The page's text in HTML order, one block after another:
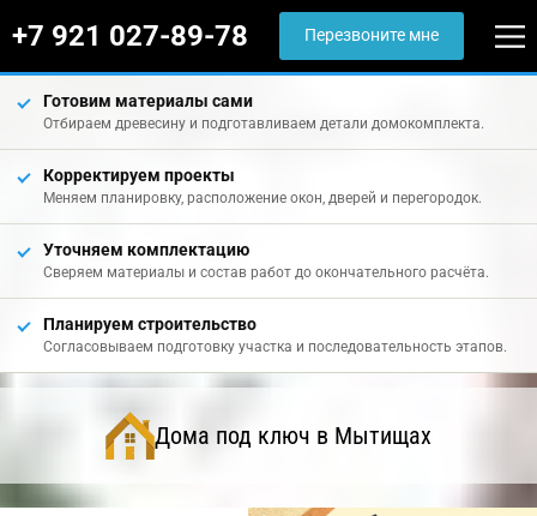
+7 921 027-89-78 Перезвоните мне
Готовим материалы сами
Отбираем древесину и подготавливаем детали домокомплекта.
Корректируем проекты
Меняем планировку, расположение окон, дверей и перегородок.
Уточняем комплектацию
Сверяем материалы и состав работ до окончательного расчёта.
Планируем строительство
Согласовываем подготовку участка и последовательность этапов.
Дома под ключ в Мытищах